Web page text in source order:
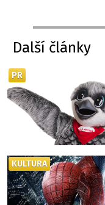
Další články
PR
KULTURA